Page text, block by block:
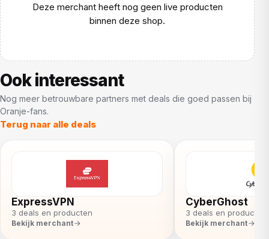
Deze merchant heeft nog geen live producten
binnen deze shop.
Ook interessant
Nog meer betrouwbare partners met deals die goed passen bij
Oranje-fans.
Terug naar alle deals
ExpressVPN
3 deals en producten
Bekijk merchant
CyberGhost
3 deals en producten
Bekijk merchant